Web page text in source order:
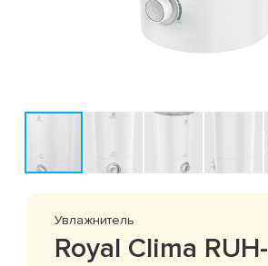
Увлажнитель
Royal Clima RUH-